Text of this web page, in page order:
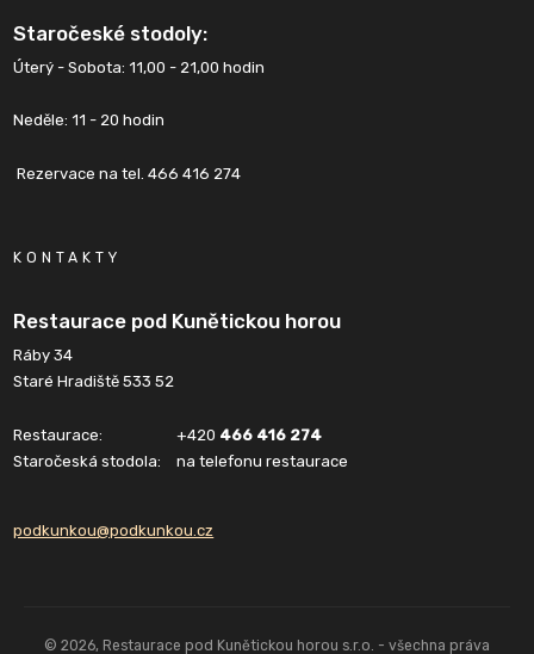
Staročeské stodoly:
Úterý - Sobota: 11,00 - 21,00 hodin
Neděle: 11 - 20 hodin
Rezervace na tel. 466 416 274
KONTAKTY
Restaurace pod Kunětickou horou
Ráby 34
Staré Hradiště 533 52
Restaurace: +420 466 416 274
Staročeská stodola:
na telefonu restaurace
podkunkou@podkunkou.cz
© 2026, Restaurace pod Kunětickou horou s.r.o. - všechna práva